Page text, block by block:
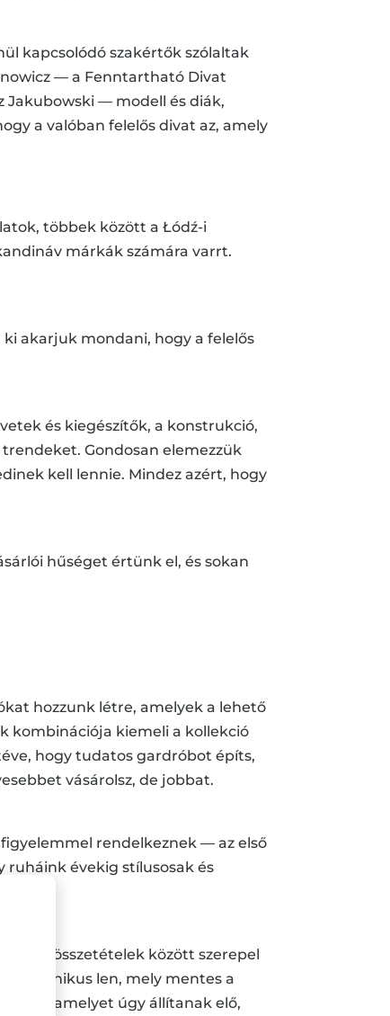
kapcsolódó szakértők szólaltak
— a Fenntartható Divat
Jakubowski — modell és diák,
a valóban felelős divat az, amely
többek között a Łódź-i
márkák számára varrt.
akarjuk mondani, hogy a felelős
és kiegészítők, a konstrukció,
Gondosan elemezzük
kell lennie. Mindez azért, hogy
hűséget értünk el, és sokan
hozzunk létre, amelyek a lehető
kombinációja kiemeli a kollekció
hogy tudatos gardróbot építs,
vásárolsz, de jobbat.
rendelkeznek — az első
ruháink évekig stílusosak és
között szerepel
organikus len, mely mentes a
amelyet úgy állítanak elő,